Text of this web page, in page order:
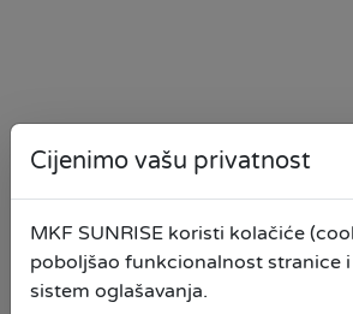
Cijenimo vašu privatnost
MKF SUNRISE koristi kolačiće
poboljšao funkcionalnost stranice
sistem oglašavanja.